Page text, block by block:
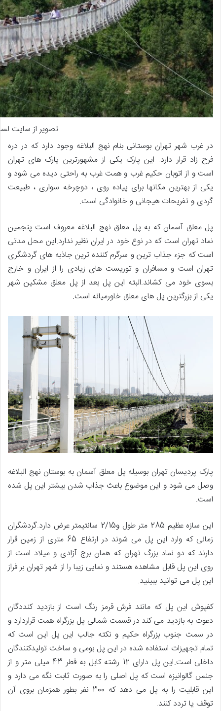
تصویر از سایت
در غرب شهر تهران بوستانی بنام نهج البلاغه وجود دارد که در دره
فرح زاد قرار دارد. این پارک یکی از مشهورترین پارک های تهران
است و از اتوبان حکیم غرب و همت غرب به راحتی دیده می شود و
یکی از بهترین مکانها برای پیاده روی ، دوچرخه سواری ، طبیعت
گردی و تفریحات هیجانی و خانوادگی است.
پل معلق آسمان که به پل معلق نهج البلاغه معروف است پنجمین
نماد تهران است که در نوع خود در ایران نظیر ندارد.این محل مدتی
است که جزء جذاب ترین و سرگرم کننده ترین جاذبه های گردشگری
تهران است و مسافران و توریست های زیادی را از ایران و خارج
بسوی خود می کشاند.البته این پل بعد از پل معلق مشکین شهر
یکی از بزرگترین پل های معلق خاورمیانه است.
پارک پردیسان تهران بوسیله پل معلق آسمان به بوستان نهج البلاغه
وصل می شود و این موضوع باعث جذاب شدن بیشتر این پل شده
است.
این سازه عظیم 285 متر طول و2/15 سانتیمتر عرض دارد.گردشگران
زمانی که وارد این پل می شوند در ارتفاع 65 متری از زمین قرار
دارند که دو نماد بزرگ تهران که همان برج آزادی و میلاد است از
روی این پل قابل مشاهده هستند و نمایی زیبا را از شهر تهران بر فراز
این پل می توانید ببینید.
کفپوش این پل که مانند فرش قرمز رنگ است از بازدید کنددگان
دعوت به بازدید می کند.در قسمت شمالی پل بزرگراه همت قراردارد و
در سمت جنوب بزرگراه حکیم و نکته جالب این پل این است که
تمام تجهیزات استفاده شده در این پل بومی و ساخت تولیدکنندگان
داخلی است.این پل دارای 12 رشته کابل به قطر 43 میلی متر و از
جنس گالوانیزه استکه پل اصلی را به صورت ثابت نگه می دارد و
این قابلیت را به پل می دهد که 300 نفر بطور همزمان بروی آن
توقف یا تردد کنند.